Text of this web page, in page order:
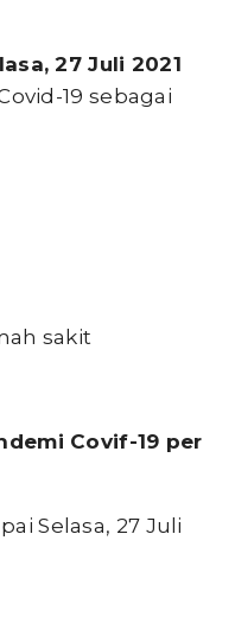
27 Juli 2021
19 sebagai
sakit
Covif-19 per
Selasa, 27 Juli